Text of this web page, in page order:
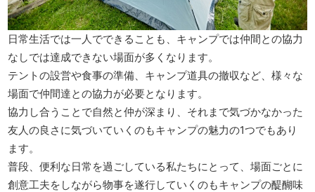
日常生活では一人でできることも、キャンプでは仲間との協力
なしでは達成できない場面が多くなります。
テントの設営や食事の準備、キャンプ道具の撤収など、様々な
場面で仲間達との協力が必要となります。
協力し合うことで自然と仲が深まり、それまで気づかなかった
友人の良さに気づいていくのもキャンプの魅力の1つでもあり
ます。
普段、便利な日常を過ごしている私たちにとって、場面ごとに
創意工夫をしながら物事を遂行していくのもキャンプの醍醐味